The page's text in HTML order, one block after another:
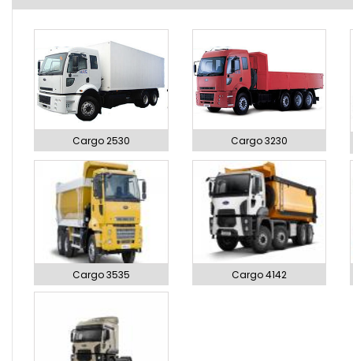
Cargo 2530 Cargo 3230
Cargo 3535 Cargo 4142